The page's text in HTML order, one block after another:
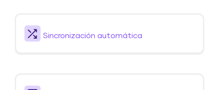
Sincronización automática